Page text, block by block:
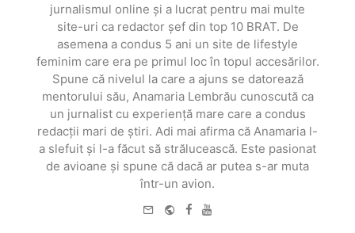
jurnalismul online și a lucrat pentru mai multe
site-uri ca redactor șef din top 10 BRAT. De
asemena a condus 5 ani un site de lifestyle
feminim care era pe primul loc în topul accesărilor.
Spune că nivelul la care a ajuns se datorează
mentorului său, Anamaria Lembrău cunoscută ca
un jurnalist cu experiență mare care a condus
redacții mari de știri. Adi mai afirma că Anamaria l-
a slefuit și l-a făcut să strălucească. Este pasionat
de avioane și spune că dacă ar putea s-ar muta
într-un avion.
e-
WebsiteFacebook